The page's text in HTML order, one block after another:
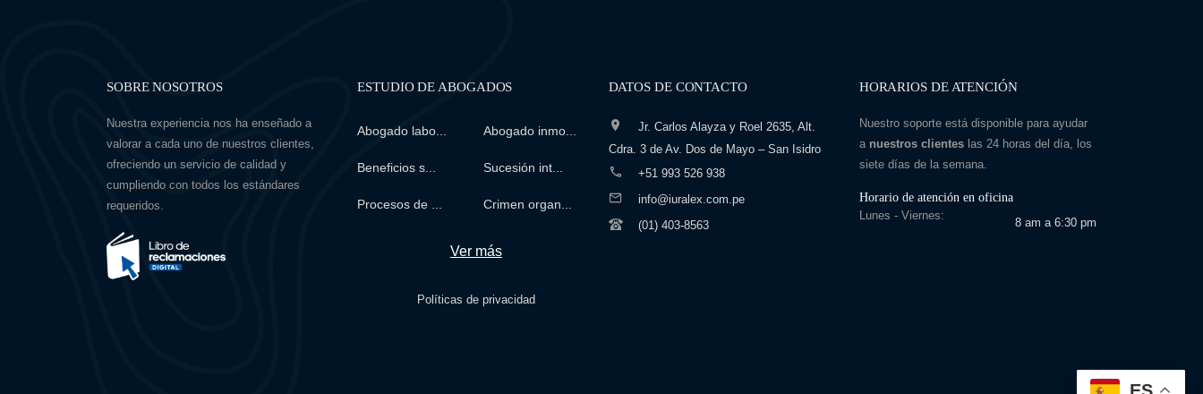
SOBRE NOSOTROS
Nuestra experiencia nos ha enseñado a
valorar a cada uno de nuestros clientes,
ofreciendo un servicio de calidad y
cumpliendo con todos los estándares
requeridos.
ESTUDIO DE ABOGADOS
Abogado labo... Abogado inmo...
Beneficios s... Sucesión int...
Procesos de ... Crimen organ...
Ver más
Políticas de privacidad
DATOS DE CONTACTO
Jr. Carlos Alayza y Roel 2635, Alt.
Cdra. 3 de Av. Dos de Mayo – San Isidro
+51 993 526 938
info@iuralex.com.pe
(01) 403-8563
HORARIOS DE ATENCIÓN
Nuestro soporte está disponible para ayudar
a nuestros clienteslas 24 horas del día, los
siete días de la semana.
Horario de atención en oficina
Lunes - Viernes:
8 am a 6:30 pm